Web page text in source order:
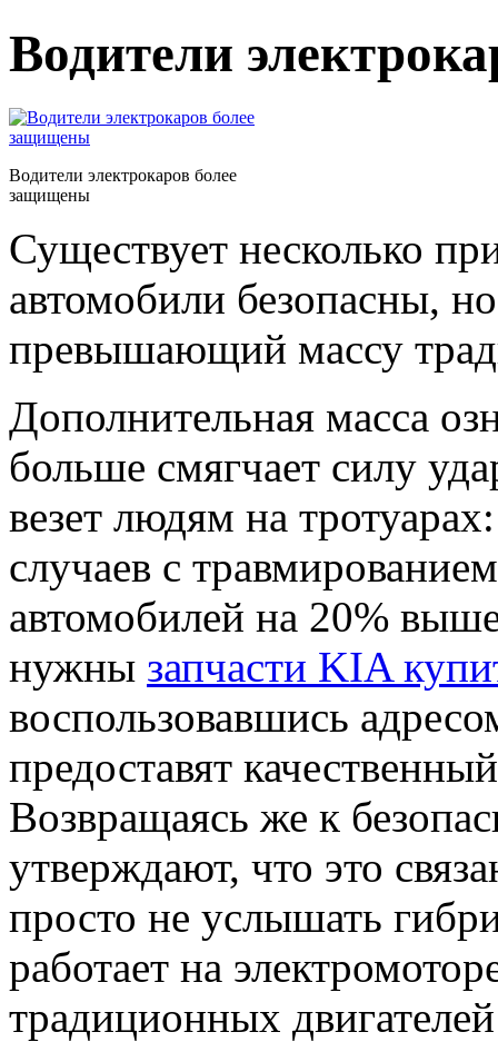
Водители
Водители электрокаров более
защищены
Существует несколько
автомобили безопасны,
превышающий массу
Дополнительная масса
больше смягчает силу
везет людям на
случаев с
автомобилей на 20%
нужны запчасти KIA
воспользовавшись
предоставят
Возвращаясь же к
утверждают, что это
просто не услышать
работает на
традиционных